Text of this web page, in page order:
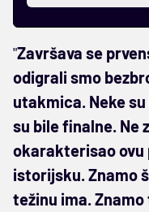
"Završava se
odigrali smo
utakmica. Neke
su bile finalne. Ne
okarakterisao ovu
istorijsku. Znamo
težinu ima.